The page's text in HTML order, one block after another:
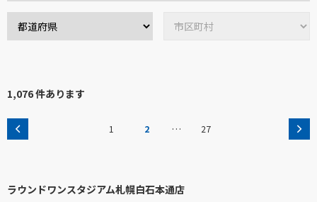
1,076 件あります
1 2 … 27
ラウンドワンスタジアム札幌白石本通店